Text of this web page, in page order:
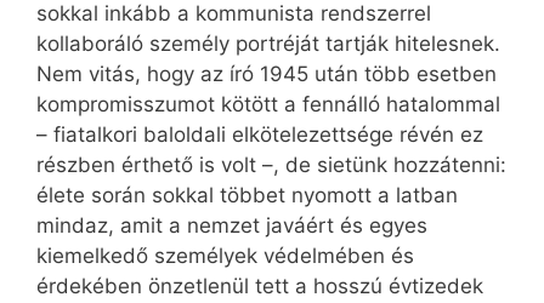
sokkal inkább a kommunista rendszerrel
kollaboráló személy portréját tartják hitelesnek.
Nem vitás, hogy az író 1945 után több esetben
kompromisszumot kötött a fennálló hatalommal
– fiatalkori baloldali elkötelezettsége révén ez
részben érthető is volt –, de sietünk hozzátenni:
élete során sokkal többet nyomott a latban
mindaz, amit a nemzet javáért és egyes
kiemelkedő személyek védelmében és
érdekében önzetlenül tett a hosszú évtizedek